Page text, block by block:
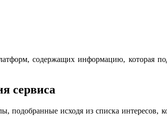
содержащих информацию, которая
сервиса
подобранные исходя из списка